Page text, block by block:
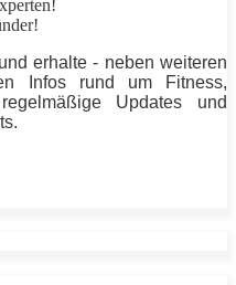
erhalte - neben weiteren
Infos rund um Fitness,
Updates und